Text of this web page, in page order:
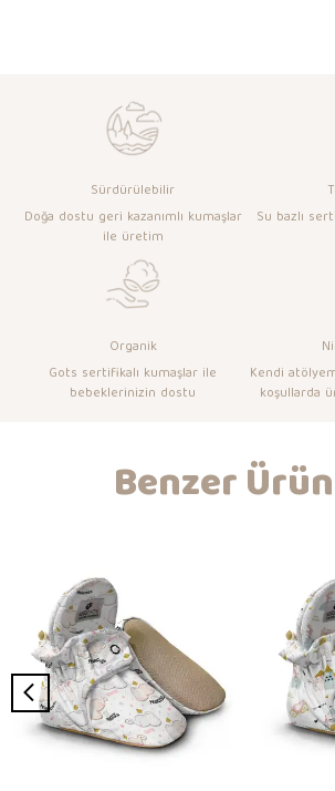
Sürdürülebilir
Doğa dostu geri kazanımlı kumaşlar
ile üretim
Su bazlı
Organik
Gots sertifikalı kumaşlar ile
bebeklerinizin dostu
Kendi
koşullarda
Benzer